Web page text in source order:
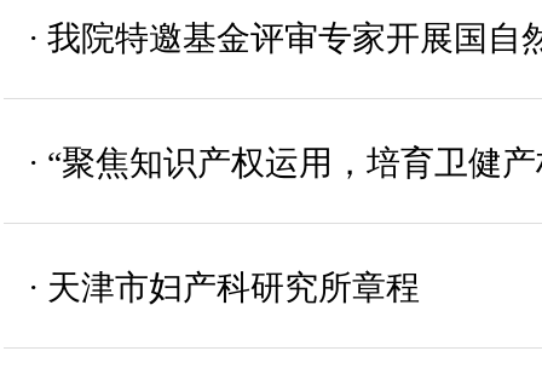
· 我院特邀基金评审专家开展国自
· “聚焦知识产权运用，培育卫健
· 天津市妇产科研究所章程